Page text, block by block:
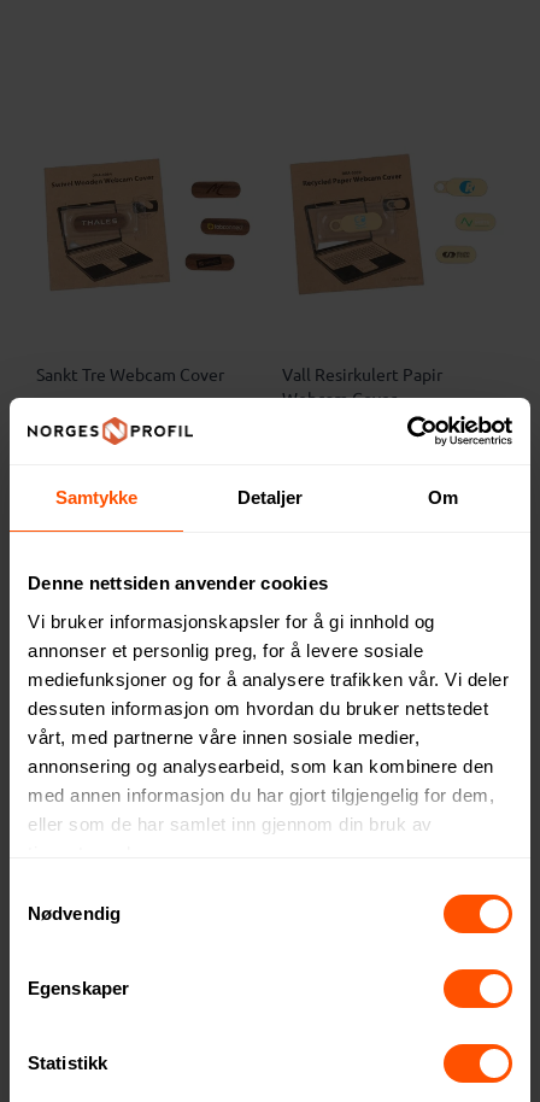
Samtykke Detaljer Om
Denne nettsiden anvender cookies
Vi bruker informasjonskapsler for å gi innhold og
annonser et personlig preg, for å levere sosiale
mediefunksjoner og for å analysere trafikken vår. Vi deler
dessuten informasjon om hvordan du bruker nettstedet
vårt, med partnerne våre innen sosiale medier,
annonsering og analysearbeid, som kan kombinere den
med annen informasjon du har gjort tilgjengelig for dem,
eller som de har samlet inn gjennom din bruk av
Nødvendig
Egenskaper
Statistikk
Sankt Tre Webcam Cover
Vall Resirkulert Papir
Webcam Cover
ved 1000 stk.
Petra Fullfargetrykket
Medi Hvetestrå Webcam